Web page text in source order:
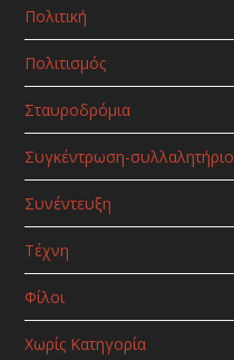
Πολιτική
Πολιτισμός
Σταυροδρόμια
Συγκέντρωση-συλλαλητήριο
Συνέντευξη
Τέχνη
Φίλοι
Χωρίς Κατηγορία